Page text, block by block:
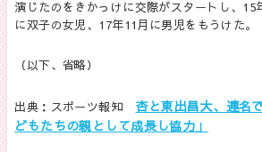
演じたのをきかっけに交際がスタートし、15
に双子の女児、17年11月に男児をもうけた。
（以下、省略）
出典：スポーツ報知
杏と東出昌大、連名
どもたちの親として成長し協力」